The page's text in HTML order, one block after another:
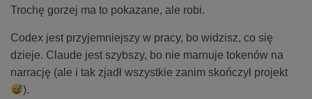
Trochę gorzej ma to pokazane, ale robi.
Codex jest przyjemniejszy w pracy, bo widzisz, co się
dzieje. Claude jest szybszy, bo nie marnuje tokenów na
narrację (ale i tak zjadł wszystkie zanim skończył projekt
).